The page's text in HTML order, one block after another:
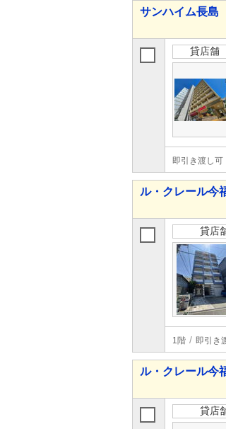
サンハイム長島
貸店舗
即引き渡し可
ル・クレール今
貸店
1階 即引き
ル・クレール今
貸店